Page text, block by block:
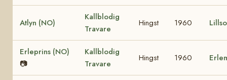
Atlyn (NO)
Kallblodig
Travare
Hingst 1960
Erleprins (NO)
📷
Kallblodig
Travare
Hingst 1960